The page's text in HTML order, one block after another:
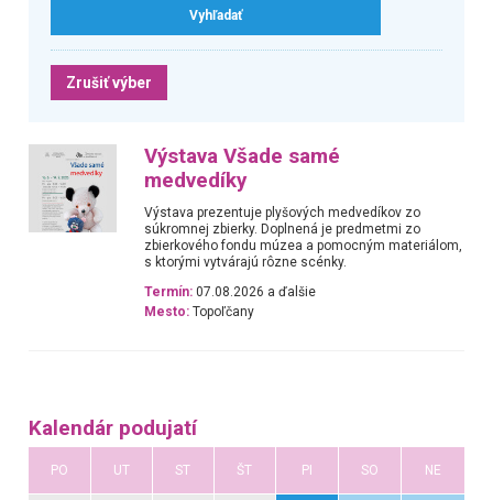
Zrušiť výber
Výstava Všade samé
medvedíky
Výstava prezentuje plyšových medvedíkov zo
súkromnej zbierky. Doplnená je predmetmi zo
zbierkového fondu múzea a pomocným materiálom,
s ktorými vytvárajú rôzne scénky.
Termín: 07.08.2026 a ďalšie
Mesto: Topoľčany
Kalendár podujatí
PO UT ST ŠT PI SO NE